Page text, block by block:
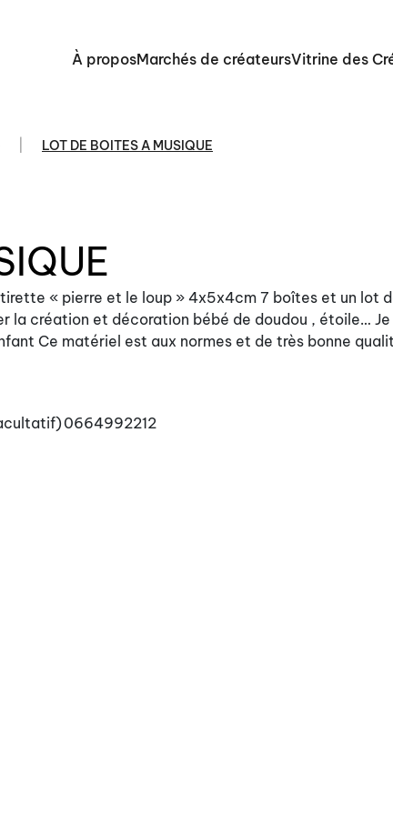
À proposMarchés de créateursVitrine des
LOT DE BOITES A MUSIQUE
« pierre et le loup » 4x5x4cm 7 boîtes et un lot
la création et décoration bébé de doudou , étoile… Je
Ce matériel est aux normes et de très bonne
0664992212